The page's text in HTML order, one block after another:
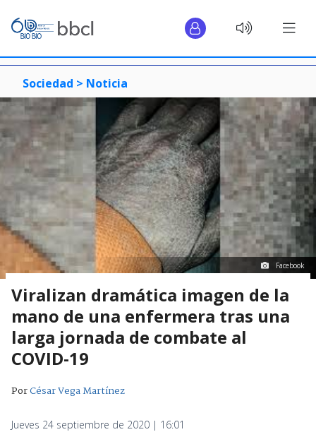
Sociedad > Noticia
Facebook
Viralizan dramática imagen de la
mano de una enfermera tras una
larga jornada de combate al
COVID-19
PorCésar Vega Martínez
Jueves 24 septiembre de 2020 | 16:01